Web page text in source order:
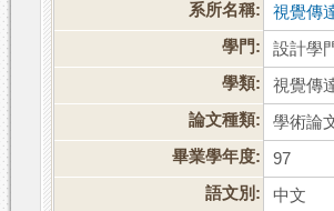
系所名稱:
視覺傳
學門:
設計學
學類:
視覺傳
論文種類:
學術論
畢業學年度:
97
語文別:
中文